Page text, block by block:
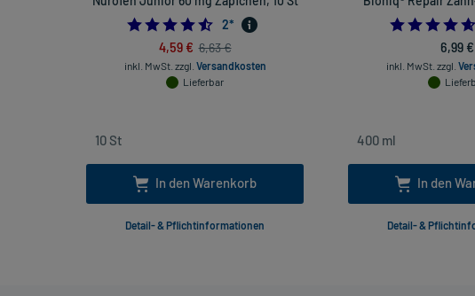
4.5
2*
4,59 € 6,63 €
inkl. MwSt. zzgl. Versandkosten
Lieferbar
In den Warenkorb
Detail- & Pflichtinformationen
6,99 €
inkl. MwSt. zzgl.
In den
Detail- &